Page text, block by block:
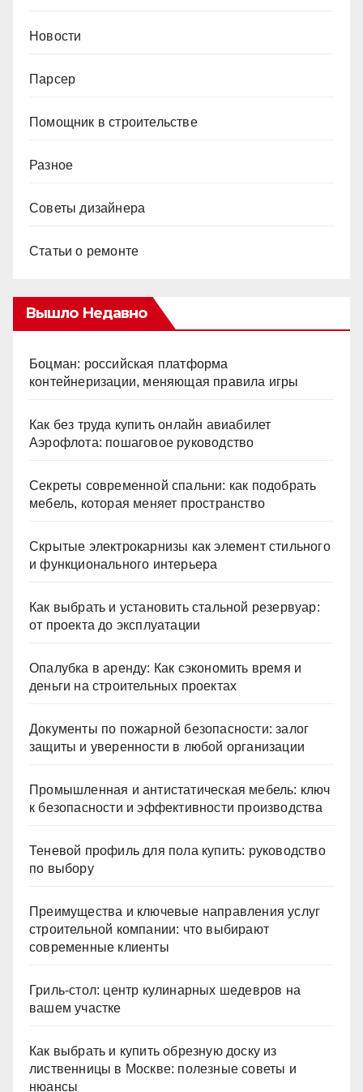
Новости
Парсер
Помощник в строительстве
Разное
Советы дизайнера
Статьи о ремонте
Вышло Недавно
Боцман: российская платформа
контейнеризации, меняющая правила игры
Как без труда купить онлайн авиабилет
Аэрофлота: пошаговое руководство
Секреты современной спальни: как подобрать
мебель, которая меняет пространство
Скрытые электрокарнизы как элемент стильного
и функционального интерьера
Как выбрать и установить стальной резервуар:
от проекта до эксплуатации
Опалубка в аренду: Как сэкономить время и
деньги на строительных проектах
Документы по пожарной безопасности: залог
защиты и уверенности в любой организации
Промышленная и антистатическая мебель: ключ
к безопасности и эффективности производства
Теневой профиль для пола купить: руководство
по выбору
Преимущества и ключевые направления услуг
строительной компании: что выбирают
современные клиенты
Гриль-стол: центр кулинарных шедевров на
вашем участке
Как выбрать и купить обрезную доску из
лиственницы в Москве: полезные советы и
нюансы